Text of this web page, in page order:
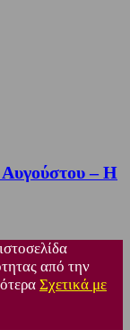
Αυγούστου – Η
από την
Σχετικά με